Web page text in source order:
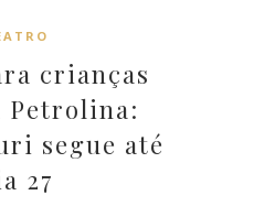
crianças
Petrolina:
segue até
27